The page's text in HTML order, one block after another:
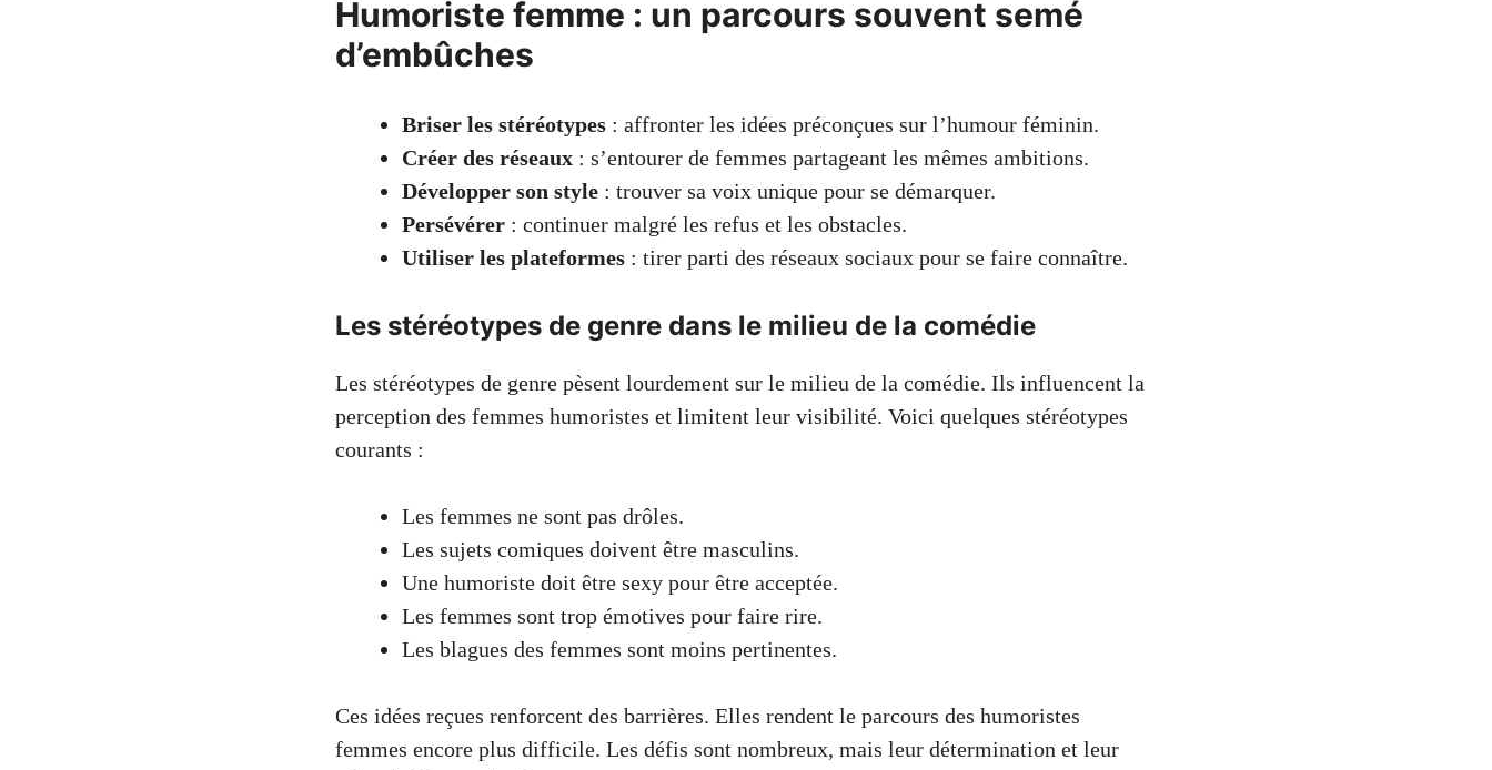
Humoriste femme : un parcours souvent semé
d’embûches
Briser les stéréotypes : affronter les idées préconçues sur l’humour féminin.
Créer des réseaux : s’entourer de femmes partageant les mêmes ambitions.
Développer son style : trouver sa voix unique pour se démarquer.
Persévérer : continuer malgré les refus et les obstacles.
Utiliser les plateformes : tirer parti des réseaux sociaux pour se faire connaître.
Les stéréotypes de genre dans le milieu de la comédie
Les stéréotypes de genre pèsent lourdement sur le milieu de la comédie. Ils influencent la
perception des femmes humoristes et limitent leur visibilité. Voici quelques stéréotypes
courants :
Les femmes ne sont pas drôles.
Les sujets comiques doivent être masculins.
Une humoriste doit être sexy pour être acceptée.
Les femmes sont trop émotives pour faire rire.
Les blagues des femmes sont moins pertinentes.
Ces idées reçues renforcent des barrières. Elles rendent le parcours des humoristes
femmes encore plus difficile. Les défis sont nombreux, mais leur détermination et leur